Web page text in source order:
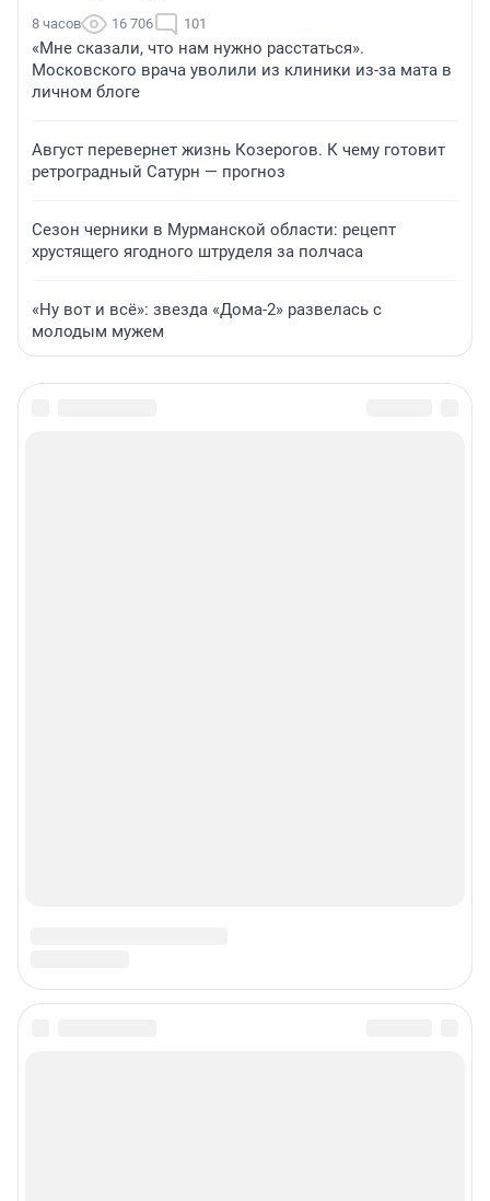
8 часов 16 706 101
«Мне сказали, что нам нужно расстаться».
Московского врача уволили из клиники из-за мата в
личном блоге
Август перевернет жизнь Козерогов. К чему готовит
ретроградный Сатурн — прогноз
Сезон черники в Мурманской области: рецепт
хрустящего ягодного штруделя за полчаса
«Ну вот и всё»: звезда «Дома-2» развелась с
молодым мужем